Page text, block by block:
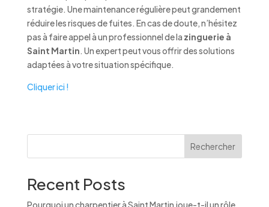
stratégie. Une maintenance régulière peut grandement
réduire les risques de fuites. En cas de doute, n’hésitez
pas à faire appel à un professionnel de la zinguerie à
Saint Martin. Un expert peut vous offrir des solutions
adaptées à votre situation spécifique.
Cliquer ici !
Rechercher
Recent Posts
Pourquoi un charpentier à Saint Martin joue-t-il un rôle